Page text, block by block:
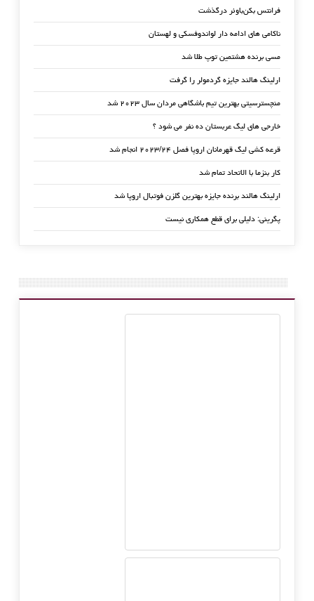
فرانتس بکن‌باوئر درگذشت
ناکامی های ادامه دار لواندوفسکی و لهستان
مسی برنده هشتمین توپ طلا شد
ارلینگ هالند جایزه گردمولر را گرفت
منچسترسیتی بهترین تیم باشگاهی مردان سال ۲۰۲۳ شد
خارجی های لیگ عربستان ده نفر می شود ؟
قرعه کشی لیگ قهرمانان اروپا فصل ۲۰۲۳/۲۴ انجام شد
کار بنزما با الاتحاد تمام شد
ارلینگ هالند برنده جایزه بهترین گلزن فوتبال اروپا شد
پگرینی: دلیلی برای قطع همکاری نیست